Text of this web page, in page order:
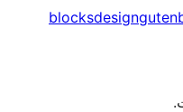
blocksdesign